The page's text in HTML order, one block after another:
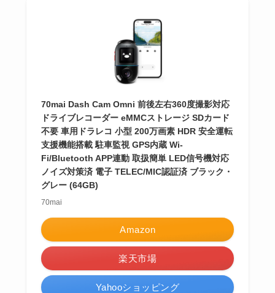
70mai Dash Cam Omni 前後左右360度撮影対応
ドライブレコーダー eMMCストレージ SDカード
不要 車用ドラレコ 小型 200万画素 HDR 安全運転
支援機能搭載 駐車監視 GPS内蔵 Wi-
Fi/Bluetooth APP連動 取扱簡単 LED信号機対応
ノイズ対策済 電子 TELEC/MIC認証済 ブラック・
グレー (64GB)
70mai
Amazon
楽天市場
Yahooショッピング